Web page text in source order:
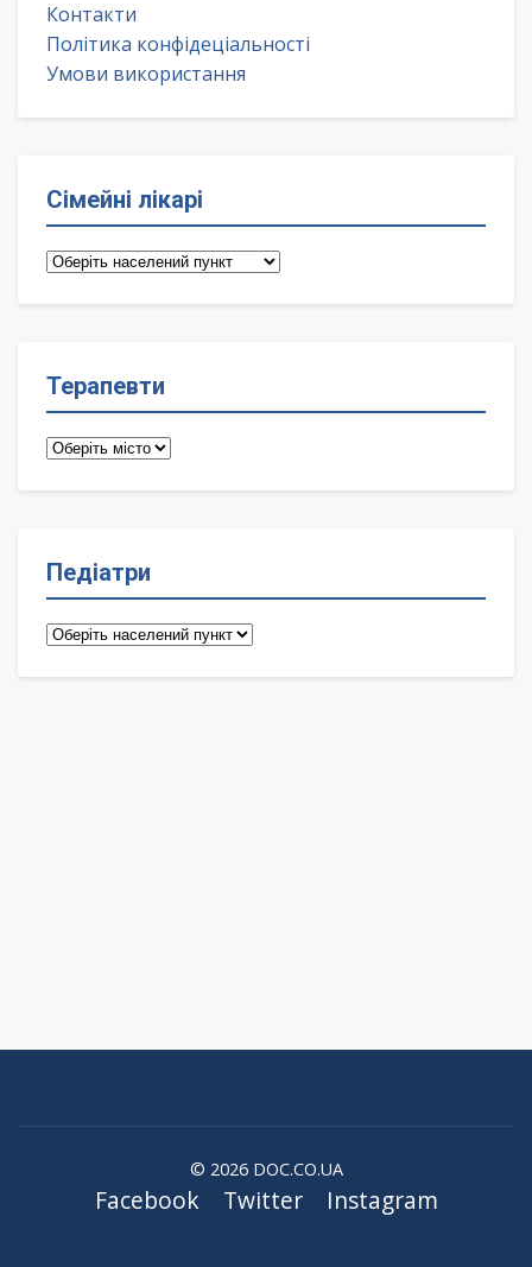
Контакти
Політика конфідеціальності
Умови використання
Сімейні лікарі
Сімейні
Терапевти
Терапевти
Педіатри
Педіатри
© 2026 DOC.CO.UA
Facebook Twitter Instagram